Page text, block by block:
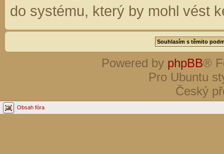
do systému, který by mohl vést
Powered by phpBB®
Pro Ubuntu
Český
Obsah fóra